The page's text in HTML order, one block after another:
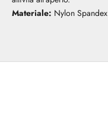
Materiale: Nylon Spandex